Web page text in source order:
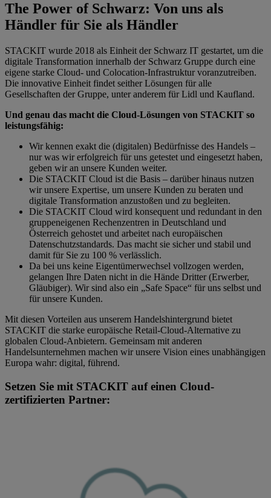
The Power of Schwarz: Von uns als
Händler für Sie als Händler
STACKIT wurde 2018 als Einheit der Schwarz IT gestartet, um die
digitale Transformation innerhalb der Schwarz Gruppe durch eine
eigene starke Cloud- und Colocation-Infrastruktur voranzutreiben.
Die innovative Einheit findet seither Lösungen für alle
Gesellschaften der Gruppe, unter anderem für Lidl und Kaufland.
Und genau das macht die Cloud-Lösungen von STACKIT so
leistungsfähig:
Wir kennen exakt die (digitalen) Bedürfnisse des Handels –
nur was wir erfolgreich für uns getestet und eingesetzt haben,
geben wir an unsere Kunden weiter.
Die STACKIT Cloud ist die Basis – darüber hinaus nutzen
wir unsere Expertise, um unsere Kunden zu beraten und
digitale Transformation anzustoßen und zu begleiten.
Die STACKIT Cloud wird konsequent und redundant in den
gruppeneigenen Rechenzentren in Deutschland und
Österreich gehostet und arbeitet nach europäischen
Datenschutzstandards. Das macht sie sicher und stabil und
damit für Sie zu 100 % verlässlich.
Da bei uns keine Eigentümerwechsel vollzogen werden,
gelangen Ihre Daten nicht in die Hände Dritter (Erwerber,
Gläubiger). Wir sind also ein „Safe Space“ für uns selbst und
für unsere Kunden.
Mit diesen Vorteilen aus unserem Handelshintergrund bietet
STACKIT die starke europäische Retail-Cloud-Alternative zu
globalen Cloud-Anbietern. Gemeinsam mit anderen
Handelsunternehmen machen wir unsere Vision eines unabhängigen
Europa wahr: digital, führend.
Setzen Sie mit STACKIT auf einen Cloud-
zertifizierten Partner: